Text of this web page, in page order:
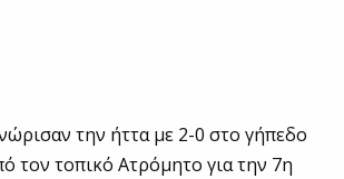
την ήττα με 2-0 στο γήπεδο
τον τοπικό Ατρόμητο για την 7η